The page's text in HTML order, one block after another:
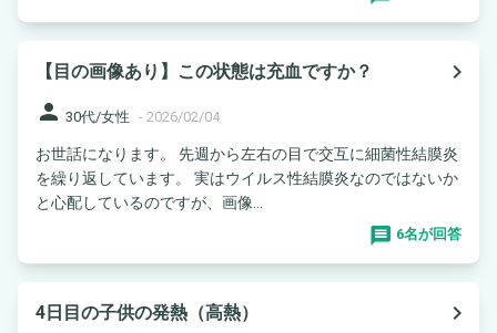
【目の画像あり】この状態は充血ですか？
navigate_next
person 30代/女性 - 2026/02/04
お世話になります。 先週から左右の目で交互に細菌性結膜炎
を繰り返しています。 実はウイルス性結膜炎なのではないか
と心配しているのですが、画像...
6名が回答
4日目の子供の発熱（高熱）
navigate_next